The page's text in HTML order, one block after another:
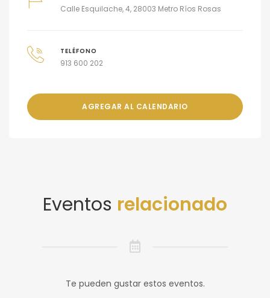
Calle Esquilache, 4, 28003 Metro Ríos Rosas
TELÉFONO
913 600 202
AGREGAR AL CALENDARIO
Eventos relacionado
Te pueden gustar estos eventos.